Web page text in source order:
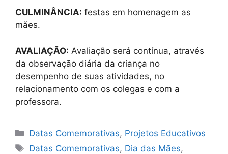
CULMINÂNCIA: festas em homenagem as
mães.
AVALIAÇÃO: Avaliação será contínua, através
da observação diária da criança no
desempenho de suas atividades, no
relacionamento com os colegas e com a
professora.
Categorias
Datas Comemorativas, Projetos Educativos
Tags
Datas Comemorativas, Dia das Mães,